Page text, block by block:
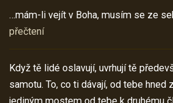
…mám-li vejít v Boha, musím se ze
přečtení
Když tě lidé oslavují, uvrhují tě
samotu. To, co ti dávají, od tebe hned